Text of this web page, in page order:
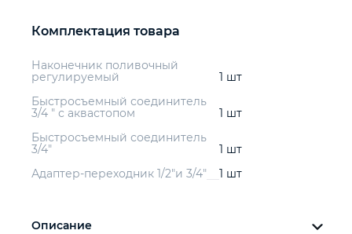
Комплектация товара
Наконечник поливочный
регулируемый
1 шт
Быстросъемный соединитель
3/4 " с аквастопом
1 шт
Быстросъемный соединитель
3/4"
1 шт
Адаптер-переходник 1/2"и 3/4"
1 шт
Описание